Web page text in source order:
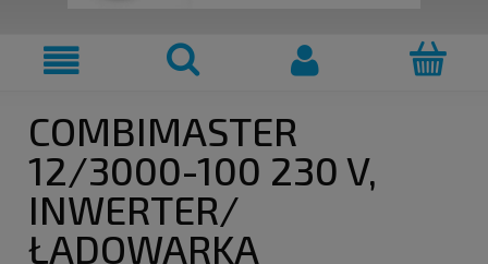
COMBIMASTER
12/3000-100 230 V,
INWERTER/
ŁADOWARKA